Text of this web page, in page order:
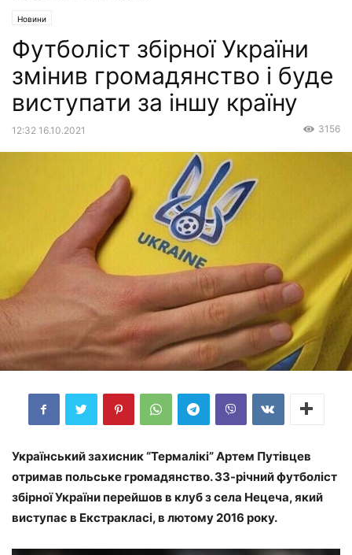
Новини
Футболіст збірної України
змінив громадянство і буде
виступати за іншу країну
12:32 16.10.2021 3156
Український захисник “Термалікі” Артем Путівцев
отримав польське громадянство. 33-річний футболіст
збірної України перейшов в клуб з села Нецеча, який
виступає в Екстракласi, в лютому 2016 року.